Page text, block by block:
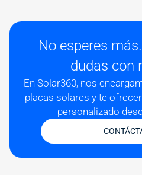
No esperes
dudas con
En Solar360, nos
placas solares y te
personalizado